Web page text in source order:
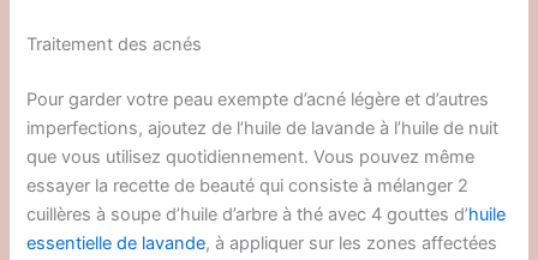
Traitement des acnés
Pour garder votre peau exempte d’acné légère et d’autres
imperfections, ajoutez de l’huile de lavande à l’huile de nuit
que vous utilisez quotidiennement. Vous pouvez même
essayer la recette de beauté qui consiste à mélanger 2
cuillères à soupe d’huile d’arbre à thé avec 4 gouttes d’huile
essentielle de lavande, à appliquer sur les zones affectées